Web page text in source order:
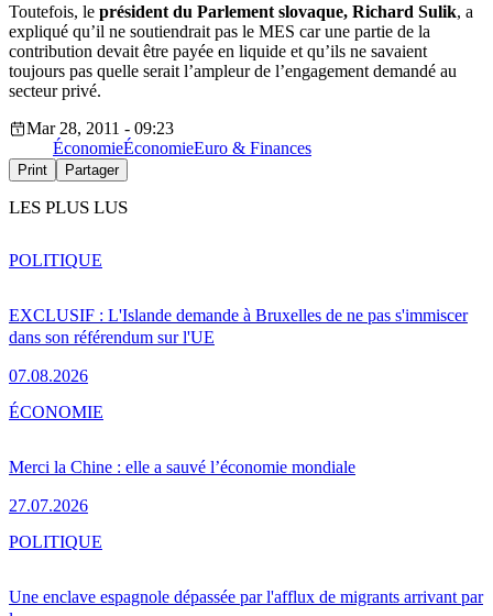
Toutefois, le président du Parlement slovaque, Richard Sulik, a
expliqué qu’il ne soutiendrait pas le MES car une partie de la
contribution devait être payée en liquide et qu’ils ne savaient
toujours pas quelle serait l’ampleur de l’engagement demandé au
secteur privé.
Mar 28, 2011 - 09:23
ÉconomieÉconomieEuro & Finances
Print Partager
LES PLUS LUS
EXCLUSIF : L'Islande demande à Bruxelles de ne pas s'immiscer
dans son référendum sur l'UE
07.08.2026
POLITIQUE
Merci la Chine : elle a sauvé l’économie mondiale
27.07.2026
ÉCONOMIE
Une enclave espagnole dépassée par l'afflux de migrants arrivant par
POLITIQUE